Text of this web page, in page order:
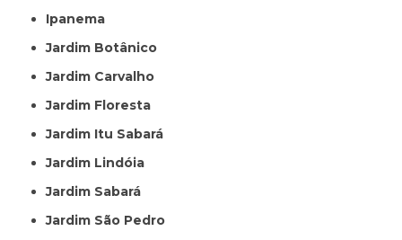
Ipanema
Jardim Botânico
Jardim Carvalho
Jardim Floresta
Jardim Itu Sabará
Jardim Lindóia
Jardim Sabará
Jardim São Pedro